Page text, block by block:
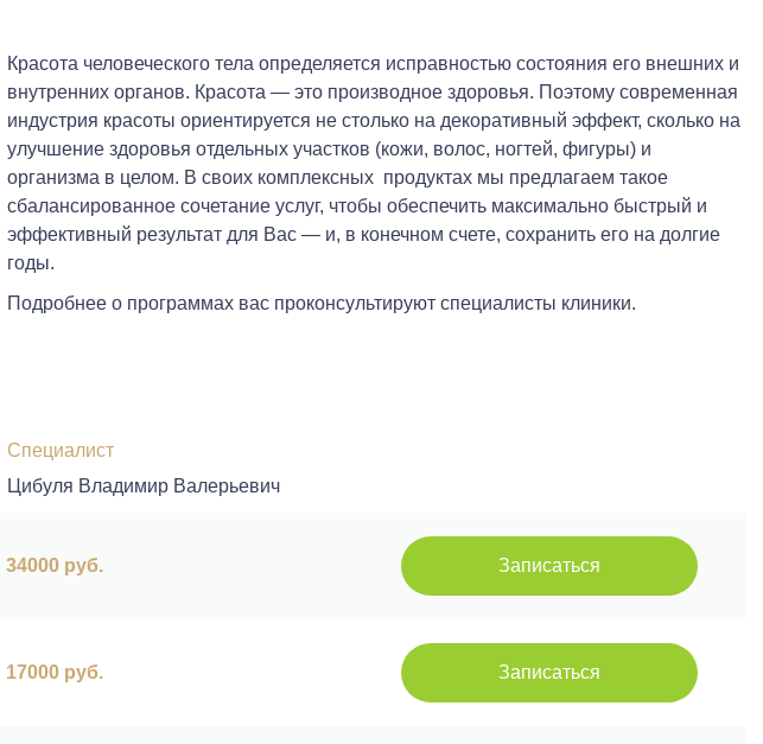
Красота человеческого тела определяется исправностью состояния его внешних и
внутренних органов. Красота — это производное здоровья. Поэтому современная
индустрия красоты ориентируется не столько на декоративный эффект, сколько на
улучшение здоровья отдельных участков (кожи, волос, ногтей, фигуры) и
организма в целом. В своих комплексных продуктах мы предлагаем такое
сбалансированное сочетание услуг, чтобы обеспечить максимально быстрый и
эффективный результат для Вас — и, в конечном счете, сохранить его на долгие
годы.
Подробнее о программах вас проконсультируют специалисты клиники.
Специалист
Цибуля Владимир Валерьевич
34000 руб. Записаться
17000 руб. Записаться